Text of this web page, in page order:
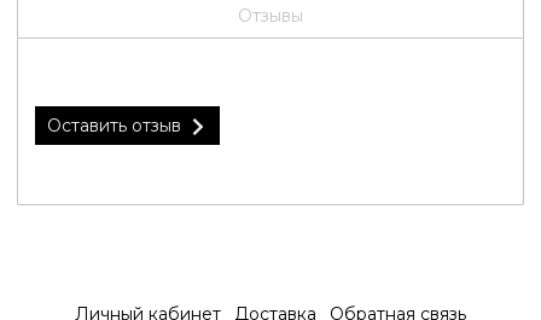
Отзывы
Оставить отзыв
Личный кабинет Доставка Обратная связь